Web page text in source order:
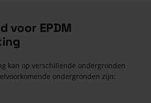
voor EPDM
kan op verschillende ondergronden
ondergronden zijn: